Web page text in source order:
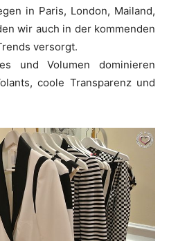
in Paris, London, Mailand,
wir auch in der kommenden
versorgt.
und Volumen dominieren
coole Transparenz und